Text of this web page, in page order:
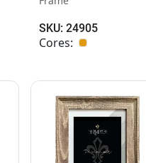
SKU: 24905
Cores: